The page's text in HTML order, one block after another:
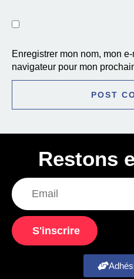
Enregistrer mon nom, mon
navigateur pour mon
Restons
S'inscrire